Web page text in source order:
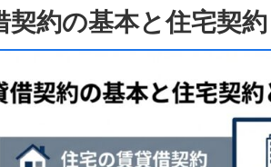
約の基本と住宅契